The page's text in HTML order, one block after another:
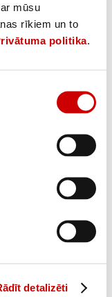
mūsu
rīkiem un to
politika
detalizēti